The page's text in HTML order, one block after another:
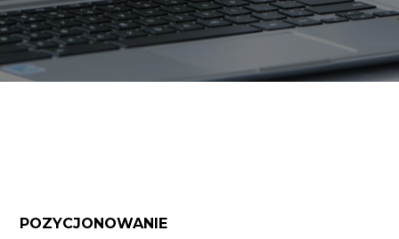
POZYCJONOWANIE